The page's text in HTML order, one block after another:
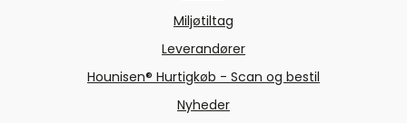
Miljøtiltag
Leverandører
Hounisen® Hurtigkøb - Scan og bestil
Nyheder